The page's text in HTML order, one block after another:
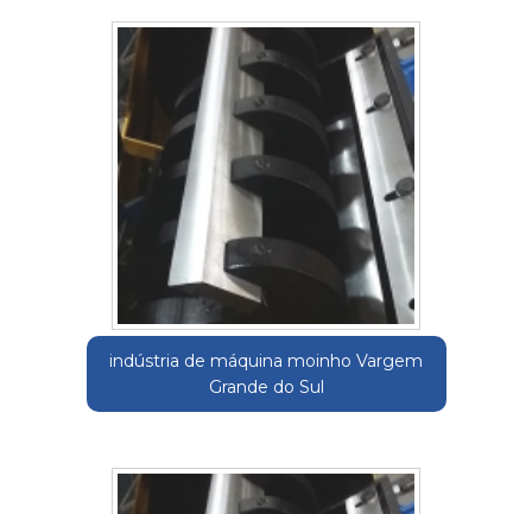
indústria de máquina moinho Vargem
Grande do Sul